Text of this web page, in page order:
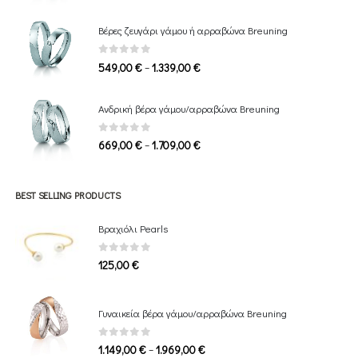
through
Βέρες ζευγάρι γάμου ή αρραβώνα Breuning
0 out of 5
549,00€–1.339,00€Price
through
Ανδρική βέρα γάμου/αρραβώνα Breuning
0 out of 5
669,00€–1.709,00€Price
BEST SELLING PRODUCTS
Βραχιόλι Pearls
0out of 5
125,00€
Γυναικεία βέρα γάμου/αρραβώνα Breuning
0 out of 5
1.149,00€–1.969,00€Price